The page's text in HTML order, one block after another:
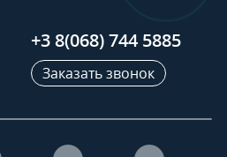
+3 8(068) 744 5885
Заказать звонок